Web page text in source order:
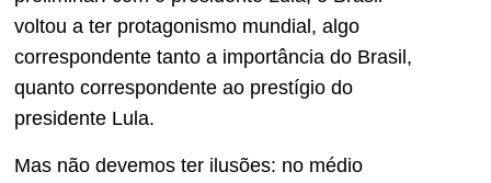
voltou a ter protagonismo mundial, algo
correspondente tanto a importância do Brasil,
quanto correspondente ao prestígio do
presidente Lula.
Mas não devemos ter ilusões: no médio